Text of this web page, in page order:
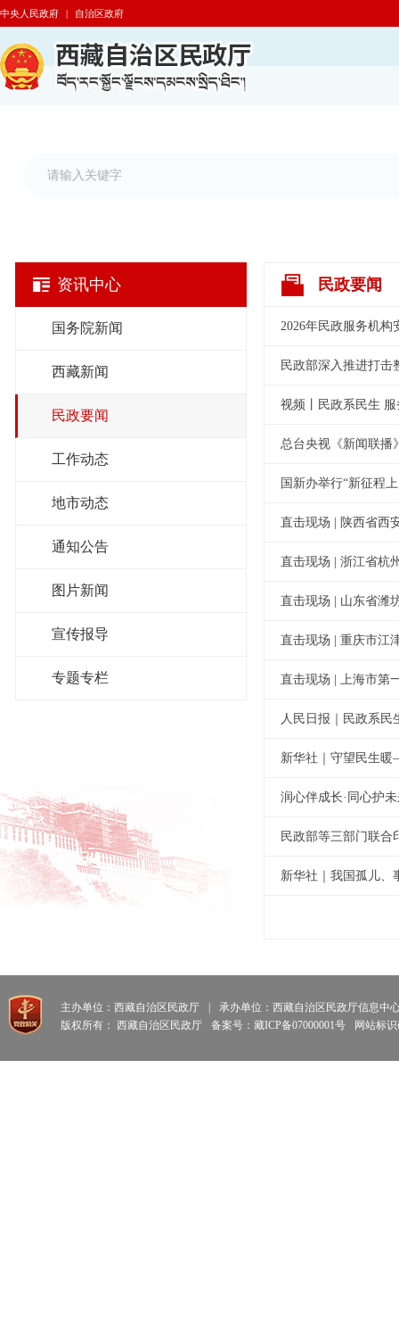
中央人民政府 | 自治区政府
资讯中心
国务院新闻
西藏新闻
民政要闻
工作动态
地市动态
通知公告
图片新闻
宣传报导
专题专栏
民政要闻
2026年民政服务机构
民政部深入推进打击
视频丨民政系民生
总台央视《新闻联播
国新办举行“新征程
直击现场 | 陕西省西
直击现场 | 浙江省杭
直击现场 | 山东省潍
直击现场 | 重庆市江
直击现场 | 上海市第
人民日报｜民政系
新华社｜守望民生
润心伴成长·同心护
新华社｜我国孤儿、
主办单位：西藏自治区民政厅
承办单位：西藏自治区民政厅信息中
版权所有： 西藏自治区民政厅
备案号：藏ICP备07000001号 网站标识